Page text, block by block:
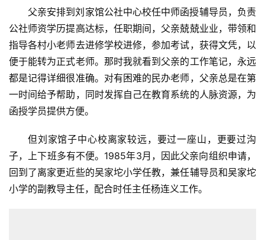
育
娱
乐
更
多
登录 注册
父亲安排到刘家馆公社中心校任中师函授辅导员，负责
公社师资学历提高达标，任职期间，父亲兢兢业业，带领和
指导各村小老师去进修学校进修，参加考试，获得文凭，以
便于能转为正式老师。那时我就看到父亲的工作笔记，永远
都是记得详细很准确。对有困难的民办老师，父亲总是在第
一时间给予帮助，同时发挥自己在教育系统的人脉资源，为
函授学员提供方便。
但刘家馆子中心校离家较远，要过一座山，更要过沟
子，上下班多有不便。1985年3月，因此父亲向组织申请，
回到了离家更近些的吴家坨小学任教，兼任辅导员和吴家坨
小学的副教导主任，配合时任主任杨连义工作。